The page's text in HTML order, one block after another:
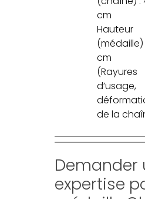
cm
Hauteur
(médaille)
cm
(Rayures
d’usage,
de la
Demander
expertise